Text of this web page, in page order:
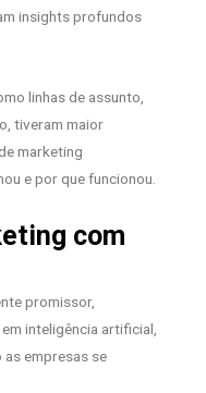
insights profundos
linhas de assunto,
tiveram maior
marketing
e por que funcionou.
com
promissor,
inteligência artificial,
as empresas se